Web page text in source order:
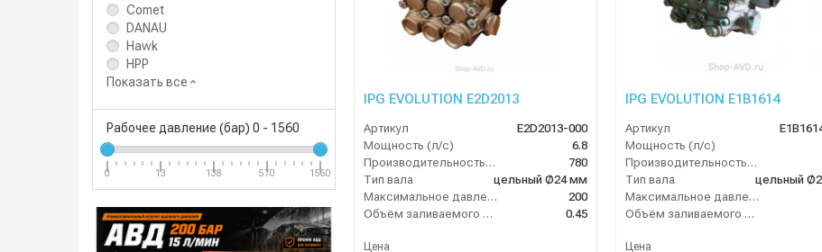
Comet
DANAU
Hawk
HPP
Показать все
Рабочее давление (бар) 0 - 1560
0 13 138 570 1560
IPG EVOLUTION E2D2013
Артикул
E2D2013-000
Мощность (л/с)
6.8
Производительность (л/ч)
780
Тип вала
цельный Ø24 мм
Максимальное давление воды (бар)
200
Объём заливаемого масла (л)
0.45
Цена
IPG EVOLUTION E1B1614
Артикул
Мощность (л/с)
Производительность (л/ч)
Тип вала
цельный
Максимальное давление воды (бар)
Объём заливаемого масла (л)
Цена